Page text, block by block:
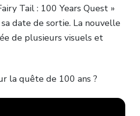
Tail : 100 Years Quest »
date de sortie. La nouvelle
de plusieurs visuels et
la quête de 100 ans ?